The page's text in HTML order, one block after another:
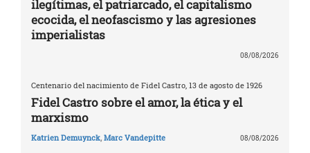
ilegítimas, el patriarcado, el capitalismo
ecocida, el neofascismo y las agresiones
imperialistas
08/08/2026
Centenario del nacimiento de Fidel Castro, 13 de agosto de 1926
Fidel Castro sobre el amor, la ética y el
marxismo
Katrien Demuynck, Marc Vandepitte 08/08/2026